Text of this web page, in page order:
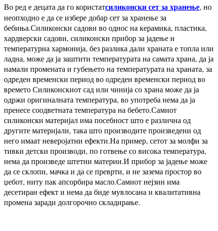
Во ред е децата да го користатсиликонски сет за хранење, но
неопходно е да се избере добар сет за хранење за
бебиња.Силиконски садови во однос на керамика, пластика,
хардверски садови, силиконски прибор за јадење и
температурна хармонија, без разлика дали храната е топла или
ладна, може да ја заштити температурата на самата храна, да ја
намали промената и губењето на температурата на храната, за
одреден временски период во одреден временски период во
времето Силиконскиот сад или чинија со храна може да ја
одржи оригиналната температура, во употреба нема да ја
пренесе соодветната температура на бебето.Самиот
силиконски материјал има посебност што е различна од
другите материјали, така што производите произведени од
него имаат неверојатни ефекти.На пример, сетот за молфи за
тивки детски производи, по готвење со висока температура,
нема да произведе штетни материи.И прибор за јадење може
да се склопи, мачка и да се преврти, и не зазема простор во
џебот, ниту пак апсорбира масло.Самиот нејзин има
десетиран ефект и нема да биде мувлосана и квалитативна
промена заради долгорочно складирање.